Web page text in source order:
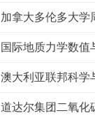
加拿大多伦多大学
国际地质力学数
澳大利亚联邦科学
道达尔集团二氧化